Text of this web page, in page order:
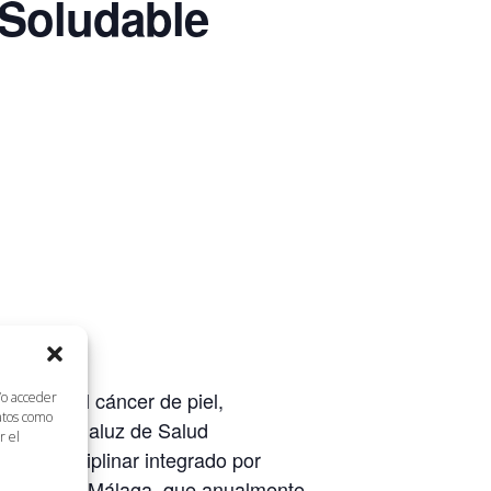
acceder
como
el
del cáncer de piel,
Andaluz de Salud
integrado por